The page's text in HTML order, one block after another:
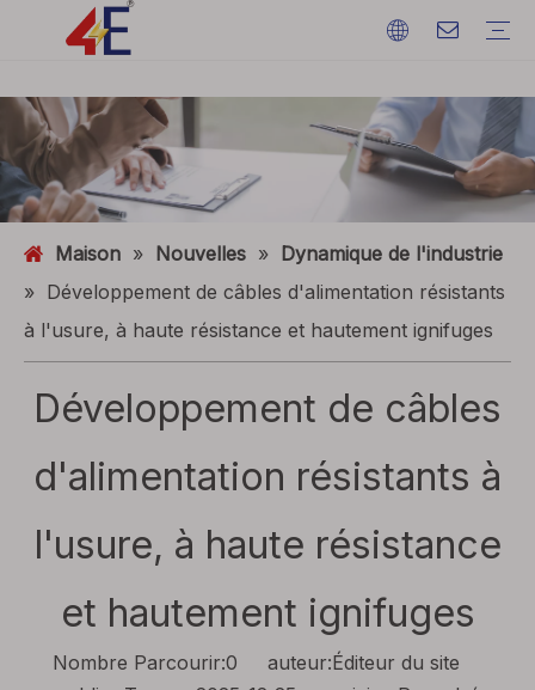
Maison » Nouvelles »
Dynamique de l'industrie
» Développement de câbles d'alimentation résistants
à l'usure, à haute résistance et hautement ignifuges
Développement de câbles
d'alimentation résistants à
l'usure, à haute résistance
et hautement ignifuges
Nombre Parcourir:0 auteur:Éditeur du site